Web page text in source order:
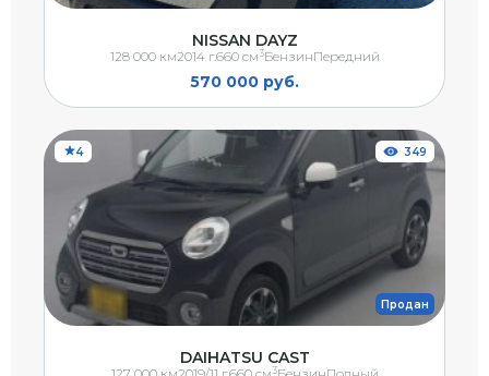
NISSAN DAYZ
570 000 руб.
128 000 км2014 г.660 см3БензинПередний
4
Продан
349
DAIHATSU CAST
3